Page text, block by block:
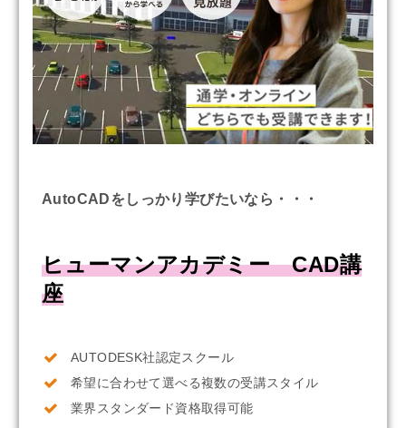
AutoCADをしっかり学びたいなら・・・
ヒューマンアカデミー CAD講
座
AUTODESK社認定スクール
希望に合わせて選べる複数の受講スタイル
業界スタンダード資格取得可能